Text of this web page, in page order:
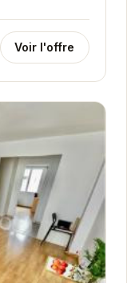
Voir l'offre